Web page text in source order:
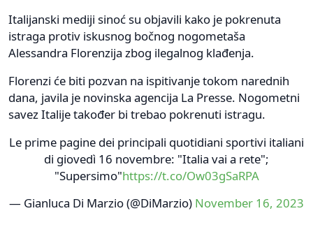
Italijanski mediji sinoć su objavili kako je pokrenuta
istraga protiv iskusnog bočnog nogometaša
Alessandra Florenzija zbog ilegalnog klađenja.
Florenzi će biti pozvan na ispitivanje tokom narednih
dana, javila je novinska agencija La Presse. Nogometni
savez Italije također bi trebao pokrenuti istragu.
Le prime pagine dei principali quotidiani sportivi italiani
di giovedì 16 novembre: "Italia vai a rete";
"Supersimo"https://t.co/Ow03gSaRPA
— Gianluca Di Marzio (@DiMarzio) November 16, 2023